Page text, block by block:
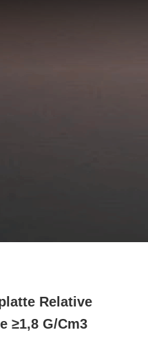
Relative
≥1,8 G/cm3